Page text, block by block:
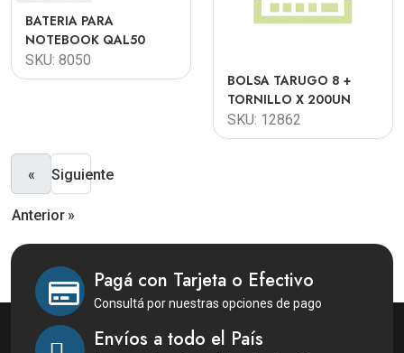
BATERIA PARA
NOTEBOOK QAL50
SKU: 8050
BOLSA TARUGO 8 +
TORNILLO X 200UN
SKU: 12862
«
Anterior
Siguiente
»
Pagá con Tarjeta o Efectivo
Consultá por nuestras opciones de pago
Envíos a todo el País